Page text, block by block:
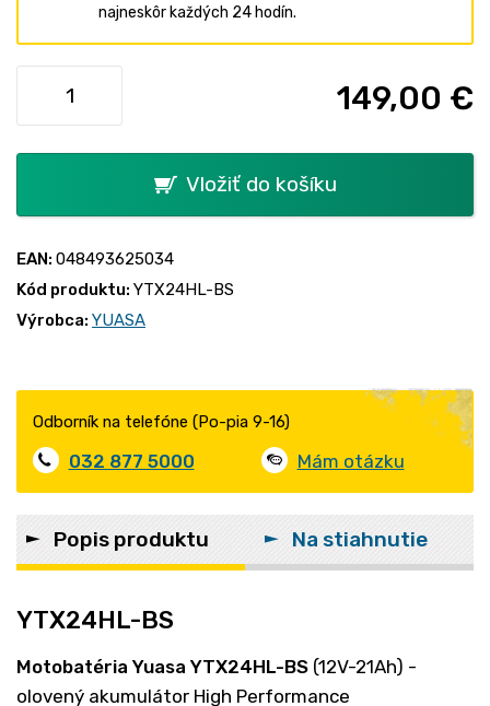
najneskôr každých 24 hodín.
149,00 €
Vložiť do košíku
EAN: 048493625034
Kód produktu: YTX24HL-BS
Výrobca: YUASA
Odborník na telefóne (Po-pia 9-16)
032 877 5000 Mám otázku
Popis produktu Na stiahnutie
YTX24HL-BS
Motobatéria Yuasa YTX24HL-BS (12V-21Ah) -
olovený akumulátor High Performance